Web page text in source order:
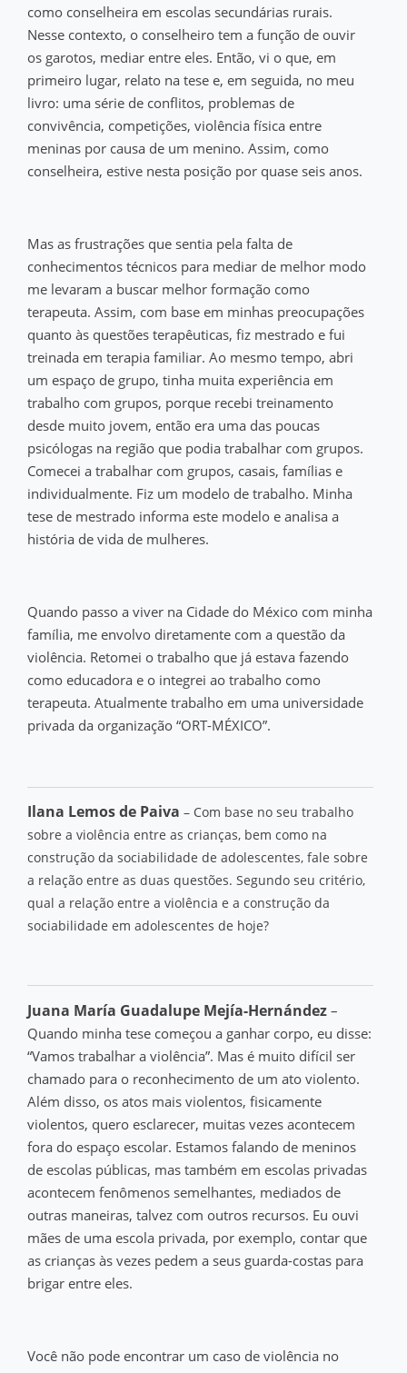
como conselheira em escolas secundárias rurais.
Nesse contexto, o conselheiro tem a função de ouvir
os garotos, mediar entre eles. Então, vi o que, em
primeiro lugar, relato na tese e, em seguida, no meu
livro: uma série de conflitos, problemas de
convivência, competições, violência física entre
meninas por causa de um menino. Assim, como
conselheira, estive nesta posição por quase seis anos.
Mas as frustrações que sentia pela falta de
conhecimentos técnicos para mediar de melhor modo
me levaram a buscar melhor formação como
terapeuta. Assim, com base em minhas preocupações
quanto às questões terapêuticas, fiz mestrado e fui
treinada em terapia familiar. Ao mesmo tempo, abri
um espaço de grupo, tinha muita experiência em
trabalho com grupos, porque recebi treinamento
desde muito jovem, então era uma das poucas
psicólogas na região que podia trabalhar com grupos.
Comecei a trabalhar com grupos, casais, famílias e
individualmente. Fiz um modelo de trabalho. Minha
tese de mestrado informa este modelo e analisa a
história de vida de mulheres.
Quando passo a viver na Cidade do México com minha
família, me envolvo diretamente com a questão da
violência. Retomei o trabalho que já estava fazendo
como educadora e o integrei ao trabalho como
terapeuta. Atualmente trabalho em uma universidade
privada da organização “ORT-MÉXICO”.
Ilana Lemos de Paiva – Com base no seu trabalho
sobre a violência entre as crianças, bem como na
construção da sociabilidade de adolescentes, fale sobre
a relação entre as duas questões. Segundo seu critério,
qual a relação entre a violência e a construção da
sociabilidade em adolescentes de hoje?
Juana María Guadalupe Mejía-Hernández –
Quando minha tese começou a ganhar corpo, eu disse:
“Vamos trabalhar a violência”. Mas é muito difícil ser
chamado para o reconhecimento de um ato violento.
Além disso, os atos mais violentos, fisicamente
violentos, quero esclarecer, muitas vezes acontecem
fora do espaço escolar. Estamos falando de meninos
de escolas públicas, mas também em escolas privadas
acontecem fenômenos semelhantes, mediados de
outras maneiras, talvez com outros recursos. Eu ouvi
mães de uma escola privada, por exemplo, contar que
as crianças às vezes pedem a seus guarda-costas para
brigar entre eles.
Você não pode encontrar um caso de violência no